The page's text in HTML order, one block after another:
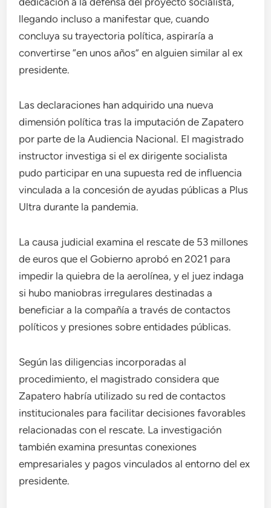
llegando incluso a manifestar que, cuando
concluya su trayectoria política, aspiraría a
convertirse “en unos años” en alguien similar al ex
presidente.
Las declaraciones han adquirido una nueva
dimensión política tras la imputación de Zapatero
por parte de la Audiencia Nacional. El magistrado
instructor investiga si el ex dirigente socialista
pudo participar en una supuesta red de influencia
vinculada a la concesión de ayudas públicas a Plus
Ultra durante la pandemia.
La causa judicial examina el rescate de 53 millones
de euros que el Gobierno aprobó en 2021 para
impedir la quiebra de la aerolínea, y el juez indaga
si hubo maniobras irregulares destinadas a
beneficiar a la compañía a través de contactos
políticos y presiones sobre entidades públicas.
Según las diligencias incorporadas al
procedimiento, el magistrado considera que
Zapatero habría utilizado su red de contactos
institucionales para facilitar decisiones favorables
relacionadas con el rescate. La investigación
también examina presuntas conexiones
empresariales y pagos vinculados al entorno del ex
presidente.